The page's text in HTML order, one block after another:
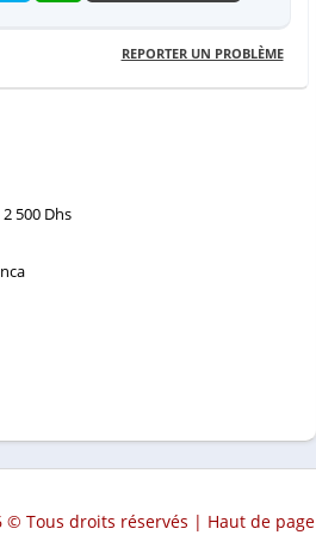
REPORTER UN PROBLÈME
500 Dhs
Tous droits réservés | Haut de page